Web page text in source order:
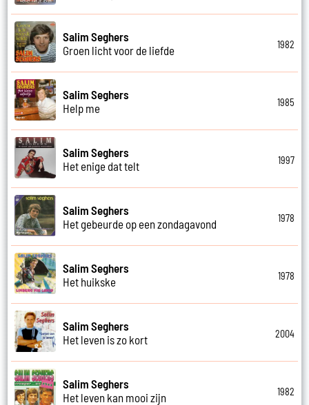
Salim Seghers
Groen licht voor de liefde
1982
Salim Seghers
Help me
1985
Salim Seghers
Het enige dat telt
1997
Salim Seghers
Het gebeurde op een zondagavond
1978
Salim Seghers
Het huikske
1978
Salim Seghers
Het leven is zo kort
2004
Salim Seghers
Het leven kan mooi zijn
1982